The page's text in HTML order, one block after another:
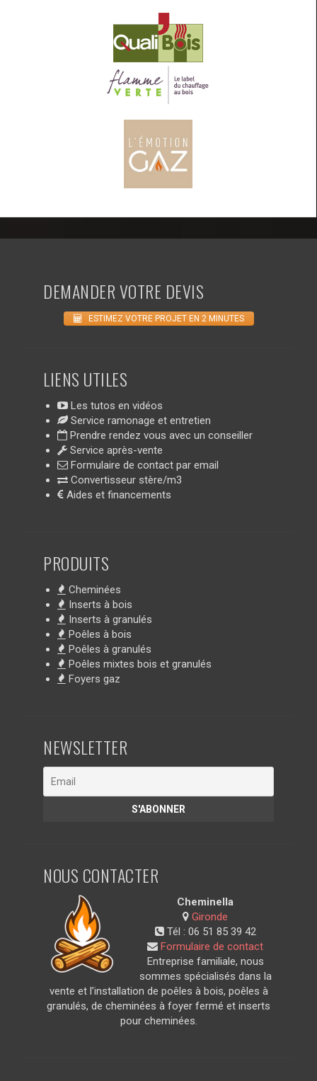
DEMANDER VOTRE DEVIS
ESTIMEZ VOTRE PROJET EN 2 MINUTES
LIENS UTILES
Les tutos en vidéos
Service ramonage et entretien
Prendre rendez vous avec un conseiller
Service après-vente
Formulaire de contact par email
Convertisseur stère/m3
Aides et financements
PRODUITS
Cheminées
Inserts à bois
Inserts à granulés
Poêles à bois
Poêles à granulés
Poêles mixtes bois et granulés
Foyers gaz
NEWSLETTER
NOUS CONTACTER
Cheminella
Gironde
Tél : 06 51 85 39 42
Formulaire de contact
Entreprise familiale, nous
sommes spécialisés dans la
vente et l’installation de poêles à bois, poêles à
granulés, de cheminées à foyer fermé et inserts
pour cheminées.